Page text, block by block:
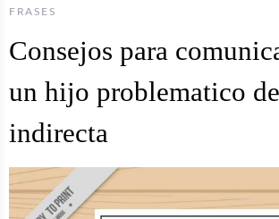
FRASES
Consejos para
un hijo problematico
indirecta